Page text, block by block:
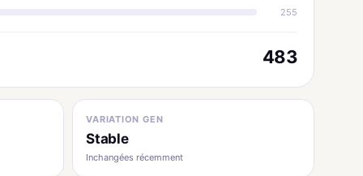
255
483
VARIATION GEN
Stable
Inchangées récemment